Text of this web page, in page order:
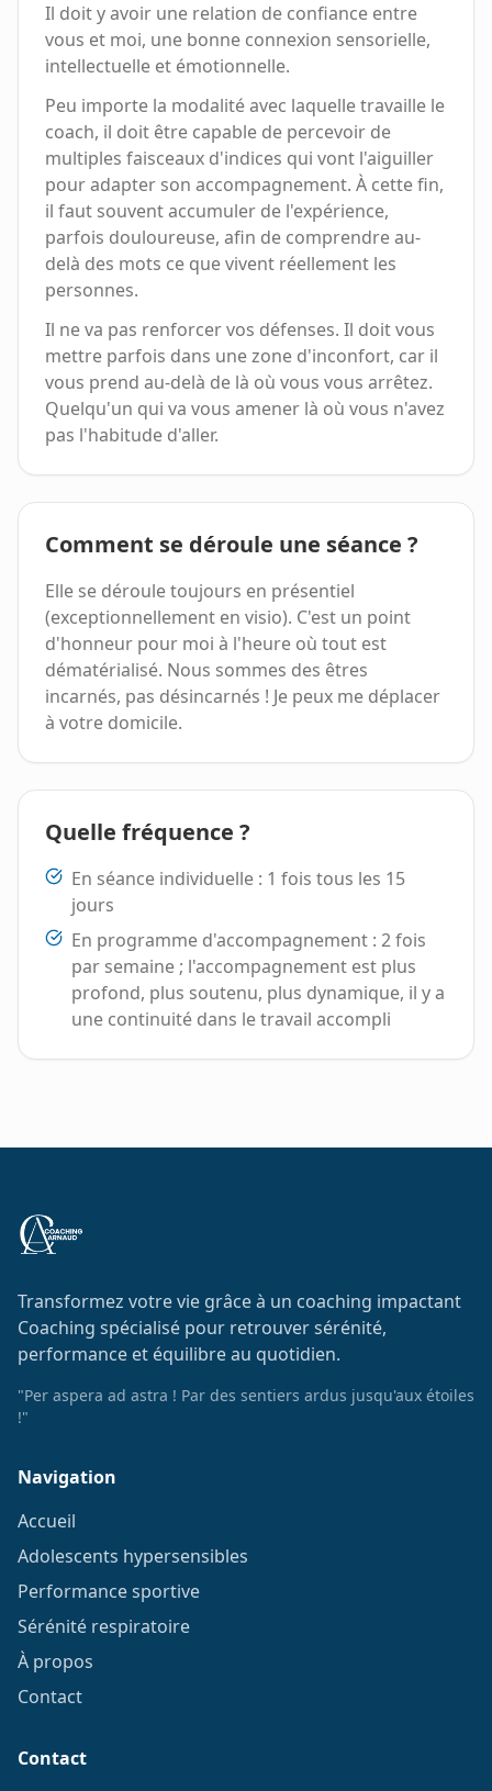
Il doit y avoir une relation de confiance entre
vous et moi, une bonne connexion sensorielle,
intellectuelle et émotionnelle.
Peu importe la modalité avec laquelle travaille le
coach, il doit être capable de percevoir de
multiples faisceaux d'indices qui vont l'aiguiller
pour adapter son accompagnement. À cette fin,
il faut souvent accumuler de l'expérience,
parfois douloureuse, afin de comprendre au-
delà des mots ce que vivent réellement les
personnes.
Il ne va pas renforcer vos défenses. Il doit vous
mettre parfois dans une zone d'inconfort, car il
vous prend au-delà de là où vous vous arrêtez.
Quelqu'un qui va vous amener là où vous n'avez
pas l'habitude d'aller.
Comment se déroule une séance ?
Elle se déroule toujours en présentiel
(exceptionnellement en visio). C'est un point
d'honneur pour moi à l'heure où tout est
dématérialisé. Nous sommes des êtres
incarnés, pas désincarnés ! Je peux me déplacer
à votre domicile.
Quelle fréquence ?
En séance individuelle : 1 fois tous les 15
jours
En programme d'accompagnement : 2 fois
par semaine ; l'accompagnement est plus
profond, plus soutenu, plus dynamique, il y a
une continuité dans le travail accompli
Transformez votre vie grâce à un coaching impactant
Coaching spécialisé pour retrouver sérénité,
performance et équilibre au quotidien.
"Per aspera ad astra ! Par des sentiers ardus jusqu'aux étoiles
!"
Navigation
Accueil
Adolescents hypersensibles
Performance sportive
Sérénité respiratoire
À propos
Contact
Contact